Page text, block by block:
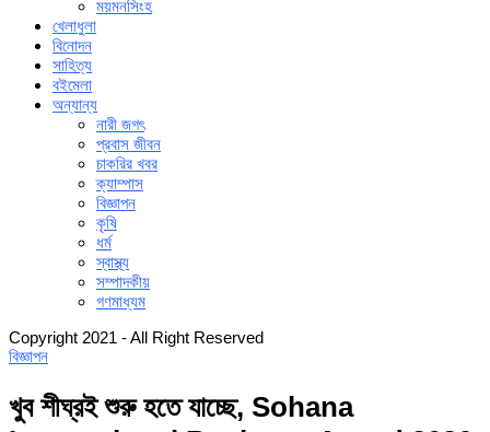
ময়মনসিংহ
খেলাধুলা
বিনোদন
সাহিত্য
বইমেলা
অন্যান্য
নারী জগৎ
প্রবাস জীবন
চাকরির খবর
ক্যাম্পাস
বিজ্ঞাপন
কৃষি
ধর্ম
স্বাস্থ্য
সম্পাদকীয়
গণমাধ্যম
Copyright 2021 - All Right Reserved
বিজ্ঞাপন
খুব শীঘ্রই শুরু হতে যাচ্ছে, Sohana